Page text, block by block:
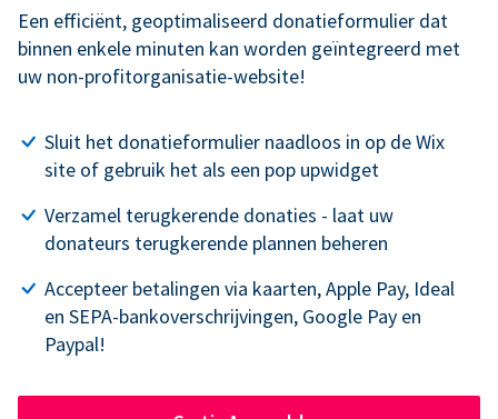
Een efficiënt, geoptimaliseerd donatieformulier dat
binnen enkele minuten kan worden geïntegreerd met
uw non-profitorganisatie-website!
Sluit het donatieformulier naadloos in op de Wix
site of gebruik het als een pop upwidget
Verzamel terugkerende donaties - laat uw
donateurs terugkerende plannen beheren
Accepteer betalingen via kaarten, Apple Pay, Ideal
en SEPA-bankoverschrijvingen, Google Pay en
Paypal!